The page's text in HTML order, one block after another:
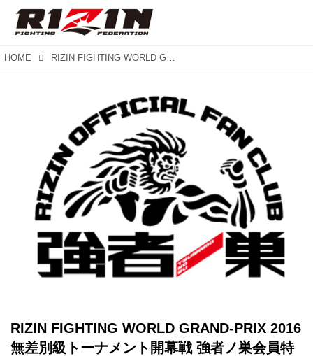
HOME RIZIN FIGHTING WORLD GRAND-PRIX 2016 無差別級トーナメント開幕戦 強者ノ巣会員特典第二弾発表
RIZIN FIGHTING WORLD GRAND-PRIX 2016
無差別級トーナメント開幕戦 強者ノ巣会員特